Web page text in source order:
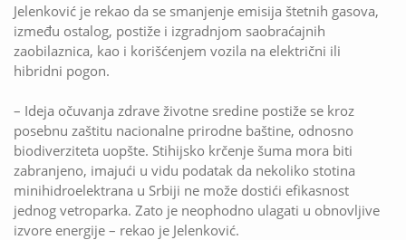
Jelenković je rekao da se smanjenje emisija štetnih gasova,
između ostalog, postiže i izgradnjom saobraćajnih
zaobilaznica, kao i korišćenjem vozila na električni ili
hibridni pogon.
– Ideja očuvanja zdrave životne sredine postiže se kroz
posebnu zaštitu nacionalne prirodne baštine, odnosno
biodiverziteta uopšte. Stihijsko krčenje šuma mora biti
zabranjeno, imajući u vidu podatak da nekoliko stotina
minihidroelektrana u Srbiji ne može dostići efikasnost
jednog vetroparka. Zato je neophodno ulagati u obnovljive
izvore energije – rekao je Jelenković.